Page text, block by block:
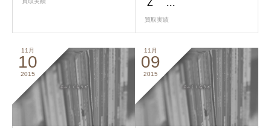
Ｚ ...
買取実績
11月
10
2015
11月
09
2015